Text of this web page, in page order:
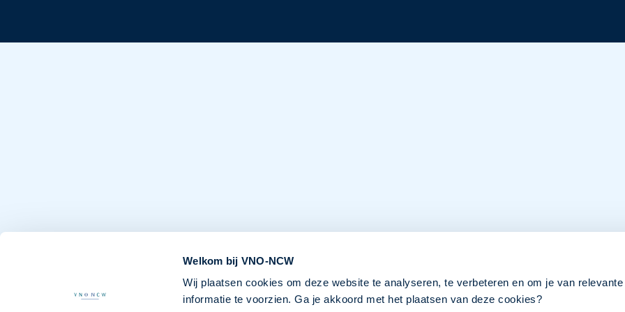
Welkom bij VNO-NCW
Wij plaatsen cookies om deze website te analyseren, te verbeteren en om je van relevante
informatie te voorzien. Ga je akkoord met het plaatsen van deze cookies?